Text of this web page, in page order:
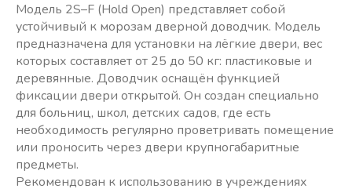
Модель 2S–F (Нold Оpen) представляет собой
устойчивый к морозам дверной доводчик. Модель
предназначена для установки на лёгкие двери, вес
которых составляет от 25 до 50 кг: пластиковые и
деревянные. Доводчик оснащён функцией
фиксации двери открытой. Он создан специально
для больниц, школ, детских садов, где есть
необходимость регулярно проветривать помещение
или проносить через двери крупногабаритные
предметы.
Рекомендован к использованию в учреждениях